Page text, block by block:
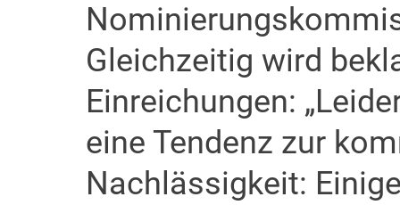
Gleichzeitig wird
Einreichungen:
eine Tendenz zur
Nachlässigkeit: